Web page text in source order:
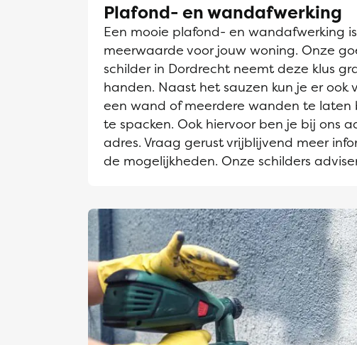
Plafond- en wandafwerking
Een mooie plafond- en wandafwerking
meerwaarde voor jouw woning. Onze
schilder in Dordrecht neemt deze klus
handen. Naast het sauzen kun je er ook
een wand of meerdere wanden te laten
te spacken. Ook hiervoor ben je bij ons
adres. Vraag gerust vrijblijvend meer
de mogelijkheden. Onze schilders